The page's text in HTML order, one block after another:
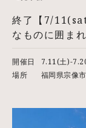
終了【7/
なものに囲ま
開催日
7.11(土)-
場所
福岡県宗像